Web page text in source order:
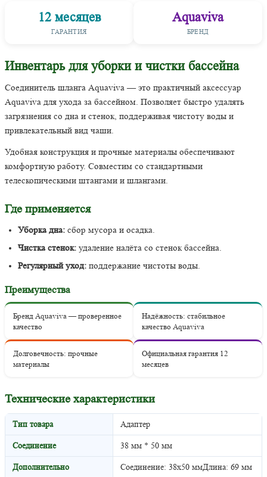
12 месяцев
ГАРАНТИЯ
Aquaviva
БРЕНД
Инвентарь для уборки и чистки бассейна
Соединитель шланга Aquaviva — это практичный аксессуар
Aquaviva для ухода за бассейном. Позволяет быстро удалять
загрязнения со дна и стенок, поддерживая чистоту воды и
привлекательный вид чаши.
Удобная конструкция и прочные материалы обеспечивают
комфортную работу. Совместим со стандартными
телескопическими штангами и шлангами.
Где применяется
Уборка дна: сбор мусора и осадка.
Чистка стенок: удаление налёта со стенок бассейна.
Регулярный уход: поддержание чистоты воды.
Преимущества
Бренд Aquaviva — проверенное
качество
Надёжность: стабильное
качество Aquaviva
Долговечность: прочные
материалы
Официальная гарантия 12
месяцев
Технические характеристики
Тип товара Адаптер
Соединение 38 мм * 50 мм
Дополнительно Соединение: 38х50 ммДлина: 69 мм